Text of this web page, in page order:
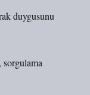
duygusunu